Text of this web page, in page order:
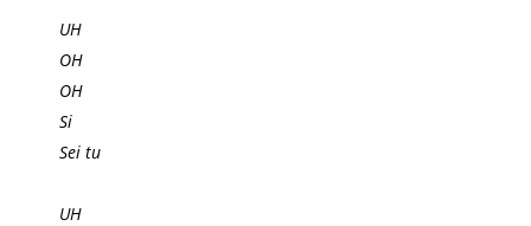
UH
OH
OH
Si
Sei tu
UH